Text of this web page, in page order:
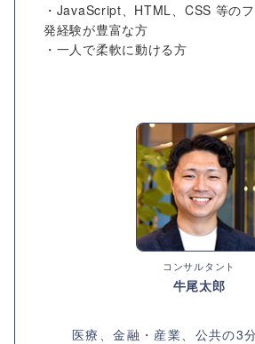
・JavaScript、HTML、CSS 等の
発経験が豊富な方
・一人で柔軟に動ける方
コンサルタント
牛尾太郎
医療、金融・産業、公共の3